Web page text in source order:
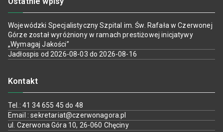
Wojewódzki Specjalistyczny Szpital im. Św. Rafała w Czerwonej
Górze został wyróżniony w ramach prestiżowej inicjatywy
„Wymagaj Jakości”
Jadłospis od 2026-08-03 do 2026-08-16
Kontakt
Tel.: 41 34 655 45 do 48
Email : sekretariat@czerwonagora.pl
ul. Czerwona Góra 10, 26-060 Chęciny